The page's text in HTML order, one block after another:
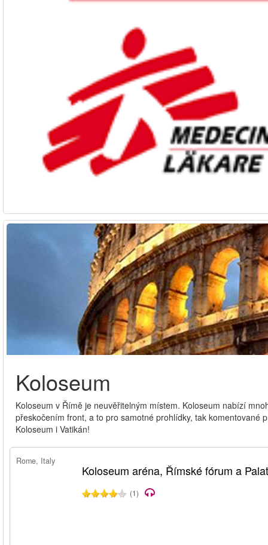
Koloseum
Koloseum v Římě je neuvěřitelným místem. Koloseum nabízí
přeskočením front, a to pro samotné prohlídky, tak komentované
Koloseum i Vatikán!
Rome, Italy
Koloseum aréna, Římské fórum a
(1)